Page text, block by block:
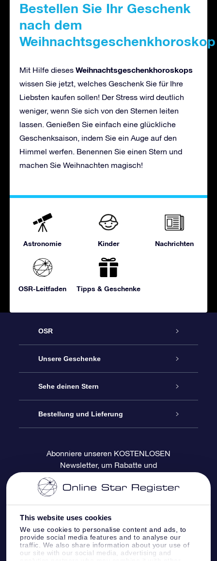
This website uses cookies
We use cookies to personalise content and ads, to
provide social media features and to analyse our
traffic. We also share information about your use of
our site with our social media, advertising and
Bestellen Sie Ihr Geschenk
nach dem
Weihnachtsgeschenkhoroskop
Mit Hilfe dieses Weihnachtsgeschenkhoroskops
wissen Sie jetzt, welches Geschenk Sie für Ihre
Liebsten kaufen sollen! Der Stress wird deutlich
weniger, wenn Sie sich von den Sternen leiten
lassen. Genießen Sie einfach eine glückliche
Geschenksaison, indem Sie ein Auge auf den
Himmel werfen. Benennen Sie einen Stern und
machen Sie Weihnachten magisch!
Astronomie Kinder Nachrichten
OSR-Leitfaden Tipps & Geschenke
OSR
Service
Kontakt
Blog
Bewertungen
Unsere Geschenke
Sterne schenken
OSR-Geschenkpaket
OSR-Geschenkgutschein
Firmengeschenke
Sehe deinen Stern
Sternregister
Personalisierte Sternseite
One Million Stars
OSR-Starsaver
VR-App „Fliege mich zu den Sternen“
Bestellung und Lieferung
Zahlungsinformationen
Versandinformationen
Rückgaberecht
Sternbilder
Abonniere unseren KOSTENLOSEN
Newsletter, um Rabatte und